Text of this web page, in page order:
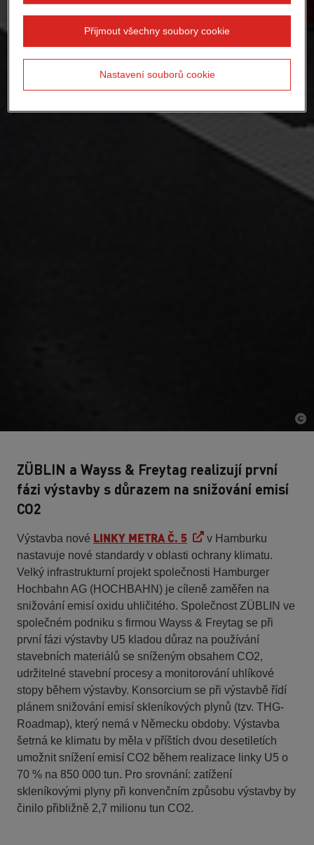
ZÜBLIN a Wayss & Freytag realizují první
fázi výstavby s důrazem na snižování emisí
CO2
Výstavba nové LINKY METRA Č. 5
v Hamburku
nastavuje nové standardy v oblasti ochrany klimatu.
Velký infrastrukturní projekt společnosti Hamburger
Hochbahn AG (HOCHBAHN) je cíleně zaměřen na
snižování emisí oxidu uhličitého. Společnost ZÜBLIN ve
společném podniku s firmou Wayss & Freytag se při
první fázi výstavby U5 kladou důraz na používání
stavebních materiálů se sníženým obsahem CO2,
udržitelné stavební procesy a monitorování uhlíkové
stopy během výstavby. Konsorcium se při výstavbě řídí
plánem snižování emisí skleníkových plynů (tzv. THG-
Roadmap), který nemá v Německu obdoby. Výstavba
šetrná ke klimatu by měla v příštích dvou desetiletích
umožnit snížení emisí CO2 během realizace linky U5 o
70 % na 850 000 tun. Pro srovnání: zatížení
skleníkovými plyny při konvenčním způsobu výstavby by
činilo přibližně 2,7 milionu tun CO2.
Přijmout všechny soubory cookie
Nastavení souborů cookie